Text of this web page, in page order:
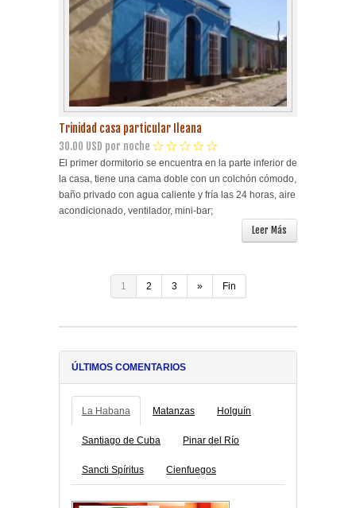
Trinidad casa particular Ileana
30.00 USD por noche
El primer dormitorio se encuentra en la parte inferior de
la casa, tiene una cama doble con un colchón cómodo,
baño privado con agua caliente y fría las 24 horas, aire
acondicionado, ventilador, mini-bar;
Leer Más
1 2 3 » Fin
ÚLTIMOS COMENTARIOS
La Habana Matanzas Holguín
Santiago de Cuba Pinar del Río
Sancti Spíritus Cienfuegos